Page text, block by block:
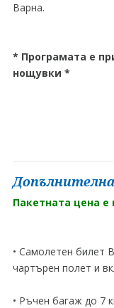
Варна.
* Програмата е
нощувки *
Пакетната цена е
• Самолетен билет
чартърен полет и
• Ръчен багаж до 7